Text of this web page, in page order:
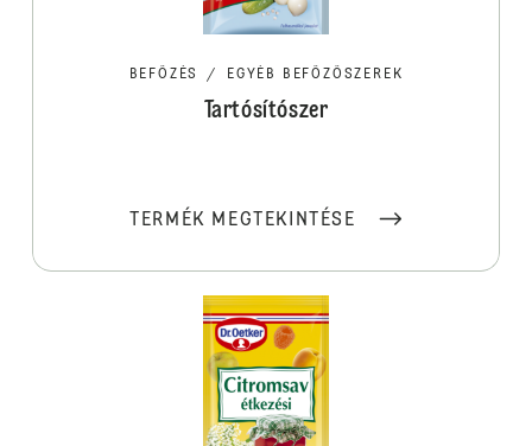
BEFŐZÉS / EGYÉB BEFŐZŐSZEREK
Tartósítószer
TERMÉK MEGTEKINTÉSE